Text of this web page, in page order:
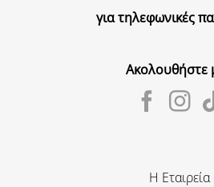
για τηλεφωνικές
Ακολουθήστε
Η Εταιρεία